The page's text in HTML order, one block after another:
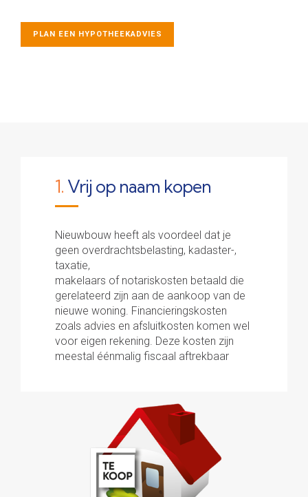
PLAN EEN HYPOTHEEKADVIES
1. Vrij op naam kopen
Nieuwbouw heeft als voordeel dat je
geen overdrachtsbelasting, kadaster-,
taxatie,
makelaars of notariskosten betaald die
gerelateerd zijn aan de aankoop van de
nieuwe woning. Financieringskosten
zoals advies en afsluitkosten komen wel
voor eigen rekening. Deze kosten zijn
meestal éénmalig fiscaal aftrekbaar